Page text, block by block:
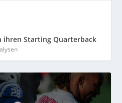
ihren Starting Quarterback